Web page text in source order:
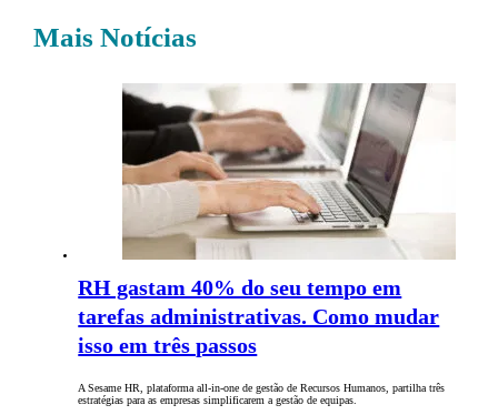
Mais Notícias
RH gastam 40% do seu tempo em
tarefas administrativas. Como mudar
isso em três passos
A Sesame HR, plataforma all-in-one de gestão de Recursos Humanos, partilha três
estratégias para as empresas simplificarem a gestão de equipas.